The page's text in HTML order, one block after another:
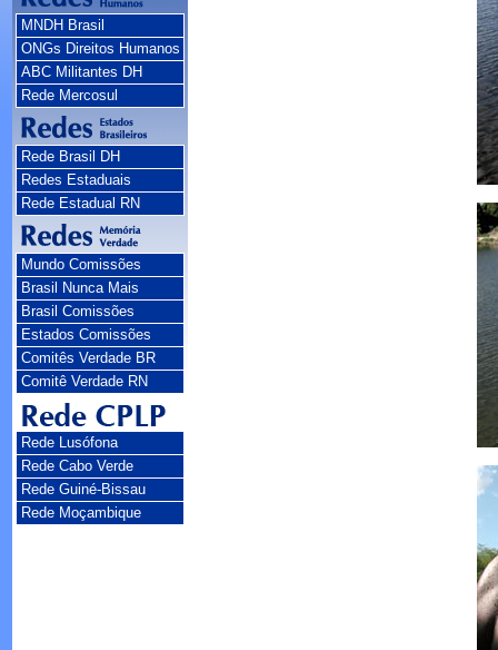
MNDH Brasil
ONGs Direitos Humanos
ABC Militantes DH
Rede Mercosul
Rede Brasil DH
Redes Estaduais
Rede Estadual RN
Mundo Comissões
Brasil Nunca Mais
Brasil Comissões
Estados Comissões
Comitês Verdade BR
Comitê Verdade RN
Rede Lusófona
Rede Cabo Verde
Rede Guiné-Bissau
Rede Moçambique